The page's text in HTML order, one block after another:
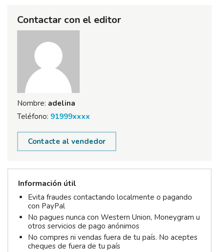
Contactar con el editor
Nombre: adelina
Teléfono: 91999xxxx
Contacte al vendedor
Información útil
Evita fraudes contactando localmente o pagando
con PayPal
No pagues nunca con Western Union, Moneygram u
otros servicios de pago anónimos
No compres ni vendas fuera de tu país. No aceptes
cheques de fuera de tu país